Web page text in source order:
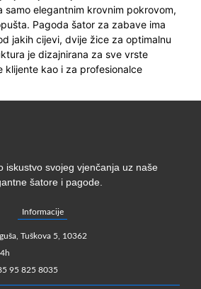
samo elegantnim krovnim pokrovom,
Pagoda šator za zabave ima
jakih cijevi, dvije žice za optimalnu
je dizajnirana za sve vrste
klijente kao i za profesionalce
iskustvo svojeg vjenčanja uz naše
šatore i pagode.
Informacije
Tuškova 5, 10362
95 825 8035